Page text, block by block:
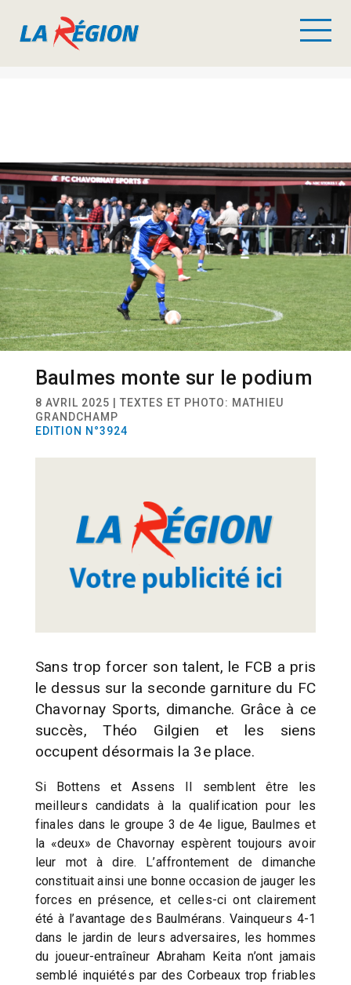
SPORT
Baulmes monte sur le podium
8 AVRIL 2025 | TEXTES ET PHOTO: MATHIEU
GRANDCHAMP
EDITION N°3924
Sans trop forcer son talent, le FCB a pris
le dessus sur la seconde garniture du FC
Chavornay Sports, dimanche. Grâce à ce
succès, Théo Gilgien et les siens
occupent désormais la 3e place.
Si Bottens et Assens II semblent être les
meilleurs candidats à la qualification pour les
finales dans le groupe 3 de 4e ligue, Baulmes et
la «deux» de Chavornay espèrent toujours avoir
leur mot à dire. L’affrontement de dimanche
constituait ainsi une bonne occasion de jauger les
forces en présence, et celles-ci ont clairement
été à l’avantage des Baulmérans. Vainqueurs 4-1
dans le jardin de leurs adversaires, les hommes
du joueur-entraîneur Abraham Keita n’ont jamais
semblé inquiétés par des Corbeaux trop friables